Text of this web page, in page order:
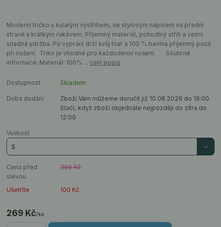
Moderní tričko s kulatým výstřihem, se stylovým nápisem na přední
straně a krátkým rukávem. Příjemný materiál, pohodlný střih a velmi
snadná udržba. Po vyprání drží svůj tvar a 100 % bavlna příjemný pocit
při nošení. Triko je vhodné pro každodenní nošení. Souhrné
informace: Materiál: 100% ... celý popis
Dostupnost Skladem
Doba dodání
Zboží Vám můžeme doručit již 10.08.2026 do 18:00.
Stačí, když zboží objednáte nejpozději do zítra do
12:00
Velikost
Cena před
slevou
369 Kč
Ušetříte 100 Kč
269 Kč/ks